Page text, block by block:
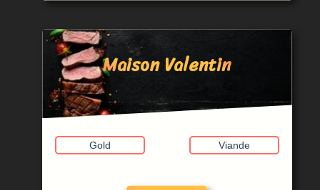
Maison Valentin
Gold Viande